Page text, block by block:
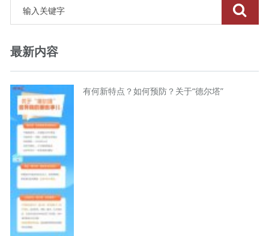
最新内容
有何新特点？如何预防？关于“德尔塔”